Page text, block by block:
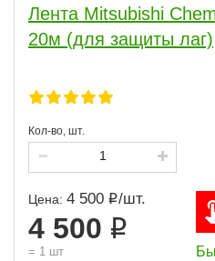
Лента Mitsubishi
20м (для защиты лаг)
Кол-во, шт.
Цена: 4 500 /шт.
4 500
= 1 шт